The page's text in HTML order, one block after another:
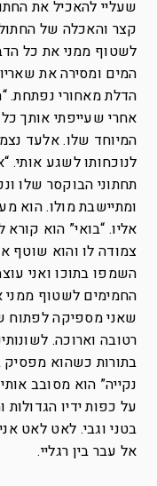
שעליי להאכיל את
קצר והאכלה של
לשטוף ממני את כל
המים ומסירה את
הדלת מאחורי נפתחת.
אחרי שעייפתי אותך
המיוחד שלו. אלעד
לנוכחותו לשגע אותי.
תחתוני הבוקסר שלו
ומתיישבת מולו. הוא
אליו. “בואי” הוא קורא
צמודה לו והוא שוטף
השמפו בתוכו ואני
החמימים לשטוף ממני
שאני מספיקה לפתוח
רטובה וארוכה.
בתורות כשהוא
נקייה” הוא מסובב
על כפות ידיו
בטני וגבי. לאט לאט
אל עבר בין רגליי.